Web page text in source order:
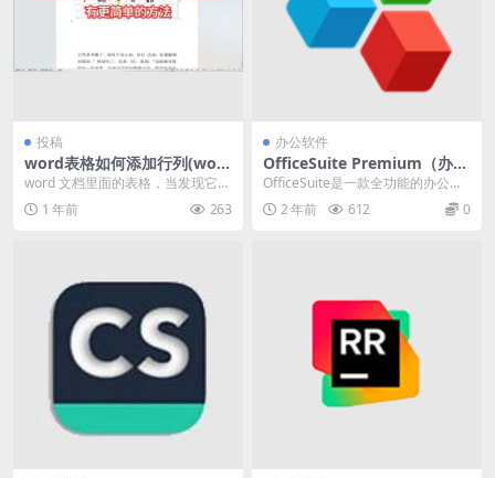
投稿
word表格如何添加行列(wor
d表格增加行列详细教程)
word 文档里面的表格，当发现它的
行列不够用的时候该如何操作呢？
如果还是通过插...
1 年前 263
办公软件
OfficeSuite Premium（办公
软件）v8.90.57207 中文破解
OfficeSuite是一款全功能的办公套
件软件，它提供了处理文档、电子
表格、演...
2 年前 612 0